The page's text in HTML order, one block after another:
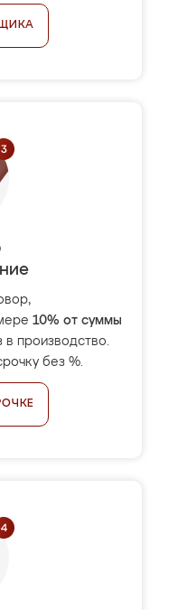
10% от суммы
в производство.
без %.